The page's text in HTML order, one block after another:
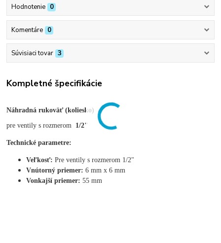
Hodnotenie 0
Komentáre 0
Súvisiaci tovar 3
Kompletné špecifikácie
Náhradná rukoväť (koliesko)
pre ventily s rozmerom 1/2"
Technické parametre:
Veľkosť: Pre ventily s rozmerom 1/2"
Vnútorný priemer: 6 mm x 6 mm
Vonkajší priemer:55 mm